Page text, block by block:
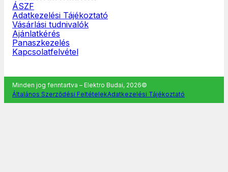
ÁSZF
Adatkezelési Tájékoztató
Vásárlási tudnivalók
Ajánlatkérés
Panaszkezelés
Kapcsolatfelvétel
Minden jog fenntartva – Elektro Budai, 2026©
Általános Szerződési FeltételekAdatkezelési Tájékoztató